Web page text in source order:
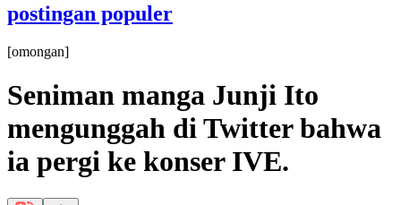
postingan populer
[omongan]
Seniman manga Junji Ito
mengunggah di Twitter bahwa
ia pergi ke konser IVE.